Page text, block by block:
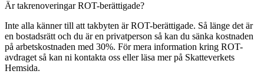
Är takrenoveringar ROT-berättigade?
Inte alla känner till att takbyten är ROT-berättigade. Så länge det är
en bostadsrätt och du är en privatperson så kan du sänka kostnaden
på arbetskostnaden med 30%. För mera information kring ROT-
avdraget så kan ni kontakta oss eller läsa mer på Skatteverkets
Hemsida.